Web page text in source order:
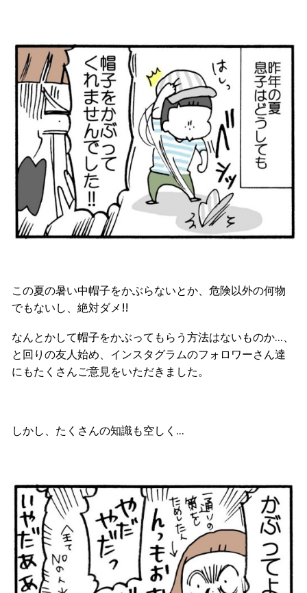
この夏の暑い中帽子をかぶらないとか、危険以外の何物
でもないし、絶対ダメ!!
なんとかして帽子をかぶってもらう方法はないものか…、
と回りの友人始め、インスタグラムのフォロワーさん達
にもたくさんご意見をいただきました。
しかし、たくさんの知識も空しく…